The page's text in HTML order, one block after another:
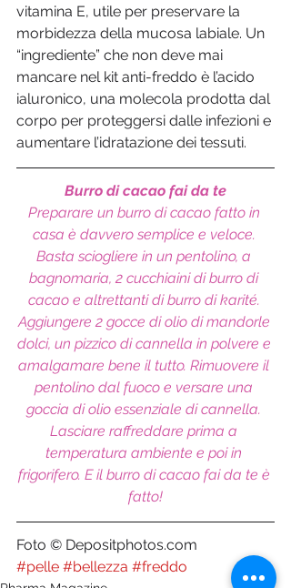
vitamina E, utile per preservare la
morbidezza della mucosa labiale. Un
“ingrediente” che non deve mai
mancare nel kit anti-freddo è l’acido
ialuronico, una molecola prodotta dal
corpo per proteggersi dalle infezioni e
aumentare l’idratazione dei tessuti.
Burro di cacao fai da te
Preparare un burro di cacao fatto in
casa è davvero semplice e veloce.
Basta sciogliere in un pentolino, a
bagnomaria, 2 cucchiaini di burro di
cacao e altrettanti di burro di karité.
Aggiungere 2 gocce di olio di mandorle
dolci, un pizzico di cannella in polvere e
amalgamare bene il tutto. Rimuovere il
pentolino dal fuoco e versare una
goccia di olio essenziale di cannella.
Lasciare raffreddare prima a
temperatura ambiente e poi in
frigorifero. E il burro di cacao fai da te è
fatto!
Foto © Depositphotos.com
#pelle #bellezza #freddo